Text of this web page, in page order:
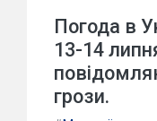
Погода в
13-14
грози.